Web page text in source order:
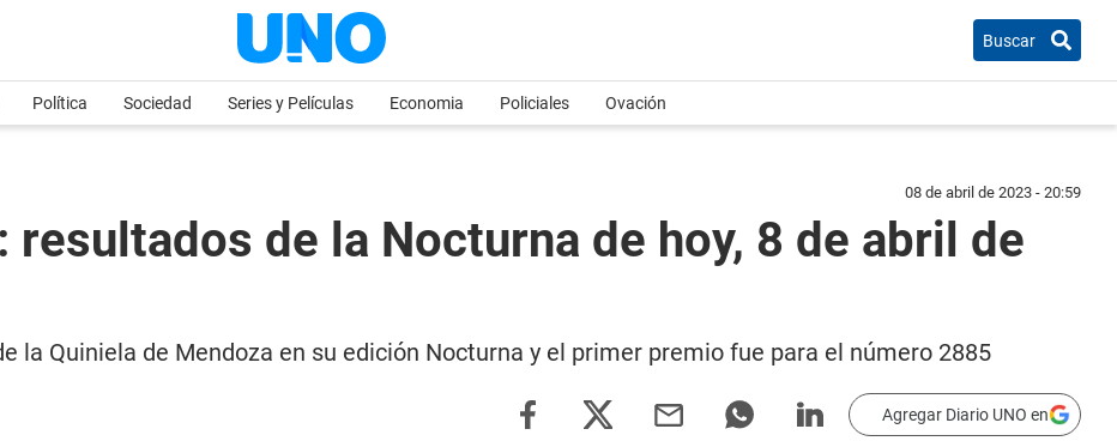
Buscar
Política Sociedad Series y Películas Economia Policiales Ovación
08 de abril de 2023 - 20:59
resultados de la Nocturna de hoy, 8 de abril de
la Quiniela de Mendoza en su edición Nocturna y el primer premio fue para el número 2885
Agregar Diario UNO en